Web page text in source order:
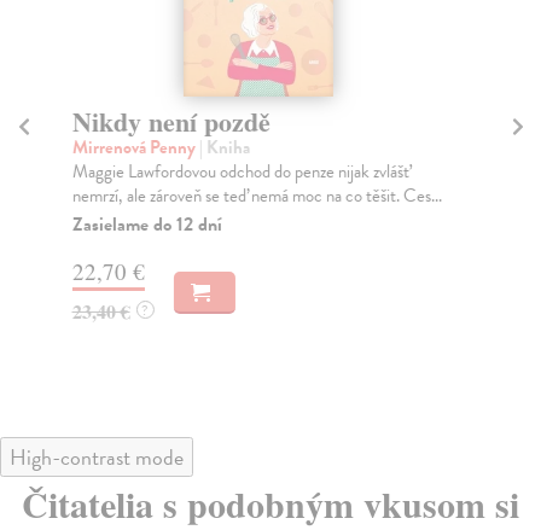
Atlasova vzpoura
Randová Ayn| Kniha
Rozsáhlý, vlivný a kontroverzní román Ayn Randové
vyšel poprvé v roce 1957 a dodneška je její nejpro...
Zasielame do 12 dní
45,49 €
46,90 € ?
High-contrast mode
Čitatelia s podobným vkusom si